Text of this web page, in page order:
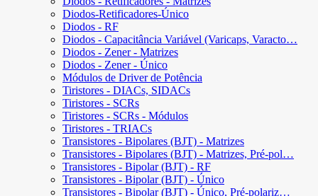
Diodos-Retificadores-Único
Diodos - RF
Diodos - Capacitância Variável (Varicaps, Varacto…
Diodos - Zener - Matrizes
Diodos - Zener - Único
Módulos de Driver de Potência
Tiristores - DIACs, SIDACs
Tiristores - SCRs
Tiristores - SCRs - Módulos
Tiristores - TRIACs
Transistores - Bipolares (BJT) - Matrizes
Transistores - Bipolares (BJT) - Matrizes, Pré-pol…
Transistores - Bipolar (BJT) - RF
Transistores - Bipolar (BJT) - Único
Transistores - Bipolar (BJT) - Único, Pré-polariz…